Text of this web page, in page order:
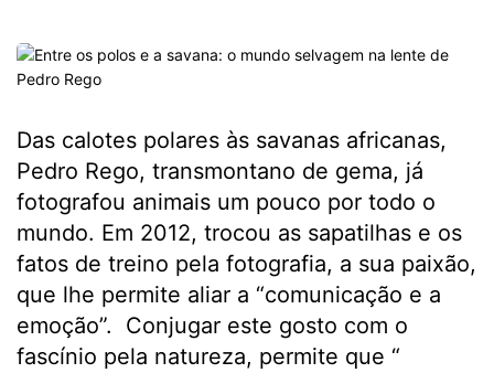
Das calotes polares às savanas africanas,
Pedro Rego, transmontano de gema, já
fotografou animais um pouco por todo o
mundo. Em 2012, trocou as sapatilhas e os
fatos de treino pela fotografia, a sua paixão,
que lhe permite aliar a “comunicação e a
emoção”. Conjugar este gosto com o
fascínio pela natureza, permite que “